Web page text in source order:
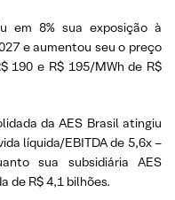
em 8% sua exposição à
e aumentou seu o preço
190 e R$ 195/MWh de R$
da AES Brasil atingiu
líquida/EBITDA de 5,6x –
sua subsidiária AES
de R$ 4,1 bilhões.